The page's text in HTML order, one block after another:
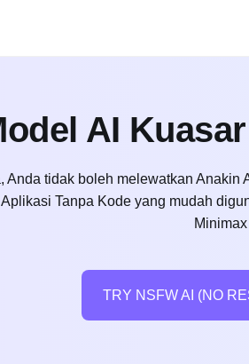
AI
tidak boleh melewatkan
Tanpa Kode yang mudah
Minimax
TRY NSFW AI (NO